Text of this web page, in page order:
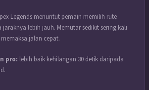
Legends menuntut pemain memilih rute
lebih jauh. Memutar sedikit sering kali
jalan cepat.
pro: lebih baik kehilangan 30 detik daripada